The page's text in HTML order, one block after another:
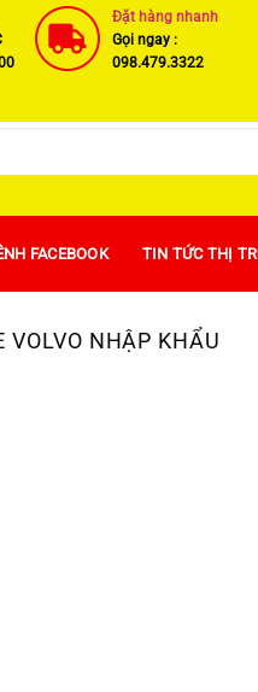
Đặt hàng nhanh
Gọi ngay :
098.479.3322
FACEBOOK TIN TỨC THỊ
VOLVO NHẬP KHẨU